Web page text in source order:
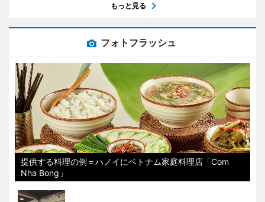
もっと見る
フォトフラッシュ
提供する料理の例＝ハノイにベトナム家庭料理店「Com
Nha Bong」